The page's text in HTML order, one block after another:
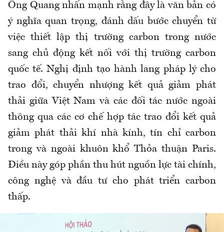
Ông Quang nhấn mạnh rằng đây là văn bản có
ý nghĩa quan trọng, đánh dấu bước chuyển từ
việc thiết lập thị trường carbon trong nước
sang chủ động kết nối với thị trường carbon
quốc tế. Nghị định tạo hành lang pháp lý cho
trao đổi, chuyển nhượng kết quả giảm phát
thải giữa Việt Nam và các đối tác nước ngoài
thông qua các cơ chế hợp tác trao đổi kết quả
giảm phát thải khí nhà kính, tín chỉ carbon
trong và ngoài khuôn khổ Thỏa thuận Paris.
Điều này góp phần thu hút nguồn lực tài chính,
công nghệ và đầu tư cho phát triển carbon
thấp.